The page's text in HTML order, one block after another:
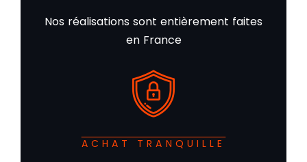
Nos réalisations sont entièrement faites
en France
ACHAT TRANQUILLE